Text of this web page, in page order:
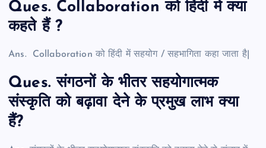
Ques. Collaboration को हिंदी में क्या
कहते हैं ?
Ans. Collaboration को हिंदी में सहयोग / सहभागिता कहा जाता है|
Ques. संगठनों के भीतर सहयोगात्मक
संस्कृति को बढ़ावा देने के प्रमुख लाभ क्या
हैं?